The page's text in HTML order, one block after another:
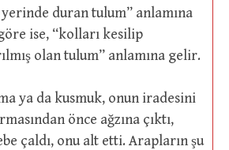
yerinde duran tulum” anlamına
ise, “kolları kesilip
olan tulum” anlamına gelir.
önce ağzına çıktı,
çaldı, onu alt etti. Arapların şu